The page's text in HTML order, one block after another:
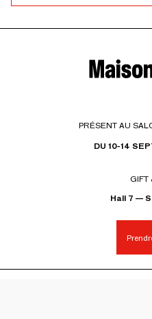
PRÉSENT AU
DU 10-14
GIFT
Hall 7 —